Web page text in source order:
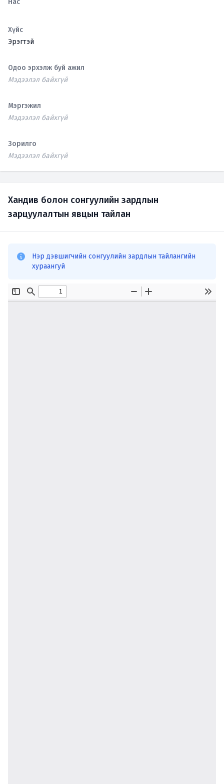
Нас
Хүйс
Эрэгтэй
Одоо эрхэлж буй ажил
Мэдээлэл байхгүй
Мэргэжил
Мэдээлэл байхгүй
Зорилго
Мэдээлэл байхгүй
Хандив болон сонгуулийн зардлын
зарцуулалтын явцын тайлан
Нэр дэвшигчийн сонгуулийн зардлын тайлангийн
хураангуй